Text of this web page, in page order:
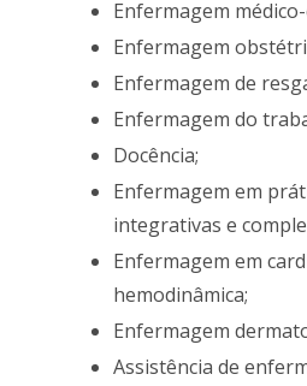
Enfermagem
Enfermagem
Enfermagem de
Enfermagem do
Docência;
Enfermagem em
integrativas e
Enfermagem em
hemodinâmica;
Enfermagem
Assistência de